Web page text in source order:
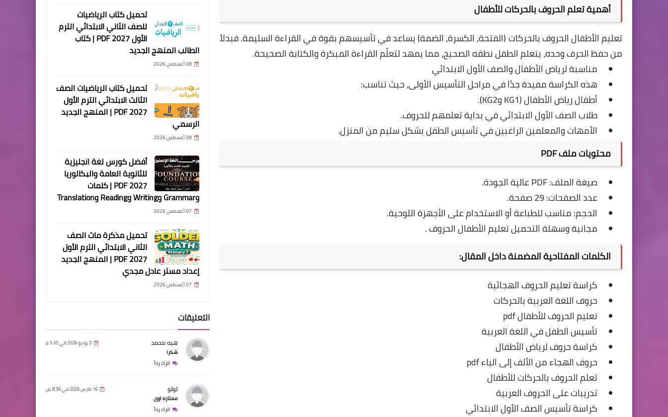
أهمية تعلم الحروف بالحركات للأطفال
تعليم الأطفال الحروف بالحركات (الفتحة، الكسرة، الضمة) يساعد في تأسيسهم بقوة في القراءة السليمة. فبدلاً
من حفظ الحرف وحده، يتعلم الطفل نطقه الصحيح، مما يمهد لتعلّم القراءة المبكرة والكتابة الصحيحة.
مناسبة لرياض الأطفال والصف الأول الابتدائي
هذه الكراسة مفيدة جدًا في مراحل التأسيس الأولى، حيث تناسب:
أطفال رياض الأطفال (KG1 وKG2).
طلاب الصف الأول الابتدائي في بداية تعلمهم للحروف.
الأمهات والمعلمين الراغبين في تأسيس الطفل بشكل سليم من المنزل.
محتويات ملف PDF
صيغة الملف: PDF عالية الجودة.
عدد الصفحات: 29 صفحة.
الحجم: مناسب للطباعة أو الاستخدام على الأجهزة اللوحية.
مجانية وسهلة التحميل تعليم الأطفال الحروف .
الكلمات المفتاحية المضمنة داخل المقال:
كراسة تعليم الحروف الهجائية
حروف اللغة العربية بالحركات
تعليم الحروف للأطفال pdf
تأسيس الطفل في اللغة العربية
كراسة حروف لرياض الأطفال
حروف الهجاء من الألف إلى الياء pdf
تعلم الحروف بالحركات للأطفال
تدريبات على الحروف العربية
كراسة تأسيس الصف الأول الابتدائي
تحميل كتاب الرياضيات
للصف الثاني الابتدائي الترم
الأول 2027 PDF | كتاب
الطالب المنهج الجديد
08 أغسطس 2026
تحميل كتاب الرياضيات الصف
الثالث الابتدائي الترم الأول
2027 PDF | المنهج الجديد
الرسمي
08 أغسطس 2026
أفضل كورس لغة انجليزية
للثانوية العامة والبكالوريا
2027 PDF | كلمات
وGrammar وWriting وReading وTranslation
07 أغسطس 2026
تحميل مذكرة ماث الصف
الثاني الابتدائي الترم الأول
2027 PDF | المنهج الجديد
إعداد مستر عادل مجدي
07 أغسطس 2026
التعليقات
هبه محمد 3 يونيو 2026 في 5:35 م
شكرا
اترك رداً
لولو 16 مارس 2026 في 8:36 ص
ممتازه اوى
اترك رداً